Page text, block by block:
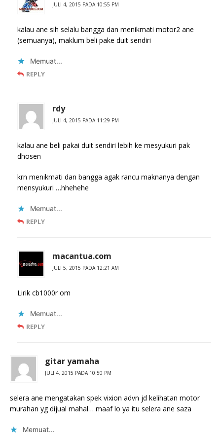
JULI 4, 2015 PADA 10:55 PM
kalau ane sih selalu bangga dan menikmati motor2 ane
(semuanya), maklum beli pake duit sendiri
Memuat...
REPLY
rdy
JULI 4, 2015 PADA 11:29 PM
kalau ane beli pakai duit sendiri lebih ke mesyukuri pak
dhosen
krn menikmati dan bangga agak rancu maknanya dengan
mensyukuri …hhehehe
Memuat...
REPLY
macantua.com
JULI 5, 2015 PADA 12:21 AM
Lirik cb1000r om
Memuat...
REPLY
gitar yamaha
JULI 4, 2015 PADA 10:50 PM
selera ane mengatakan spek vixion advn jd kelihatan motor
murahan yg dijual mahal… maaf lo ya itu selera ane saza
Memuat...